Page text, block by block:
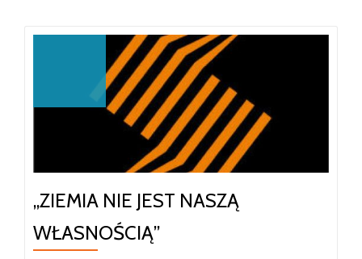
„ZIEMIA NIE JEST NASZĄ
WŁASNOŚCIĄ”